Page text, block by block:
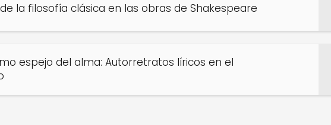
la filosofía clásica en las obras de Shakespeare
espejo del alma: Autorretratos líricos en el